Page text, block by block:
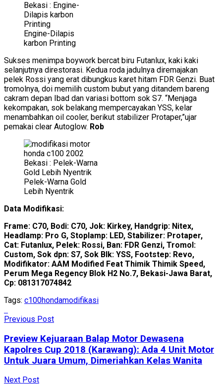
Engine-Dilapis
karbon Printing
Sukses menimpa boywork bercat biru Futanlux, kaki kaki
selanjutnya direstorasi. Kedua roda jadulnya diremajakan
pelek Rossi yang erat dibungkus karet hitam FDR Genzi. Buat
tromolnya, doi memilih custom bubut yang ditandem bareng
cakram depan Ibad dan variasi bottom sok S7. “Menjaga
kekompakan, sok belakang mempercayakan YSS, kelar
menambahkan oil cooler, berikut stabilizer Protaper,”ujar
pemakai clear Autoglow. Rob
Pelek-Warna Gold
Lebih Nyentrik
Data Modifikasi:
Frame: C70, Bodi: C70, Jok: Kirkey, Handgrip: Nitex,
Headlamp: Pro G, Stoplamp: LED, Stabilizer: Protaper,
Cat: Futanlux, Pelek: Rossi, Ban: FDR Genzi, Tromol:
Custom, Sok dpn: S7, Sok Blk: YSS, Footstep: Revo,
Modifikator: AAM Modified Feat Thimik Thimik Speed,
Perum Mega Regency Blok H2 No.7, Bekasi-Jawa Barat,
Cp: 081317074842
Tags: c100hondamodifikasi
Previous Post
Preview Kejuaraan Balap Motor Dewasena
Kapolres Cup 2018 (Karawang): Ada 4 Unit Motor
Untuk Juara Umum, Dimeriahkan Kelas Wanita
Next Post